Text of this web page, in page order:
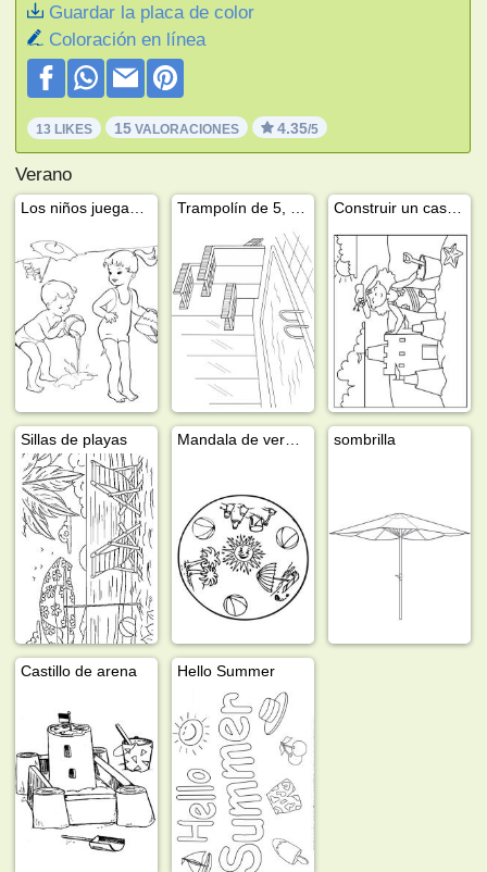
Guardar la placa de color
Coloración en línea
13 LIKES 15 VALORACIONES 4.35/5
Verano
Sillas de playas sombrilla
Castillo de arena Hello Summer